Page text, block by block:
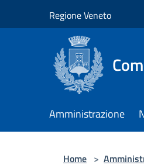
Regione Veneto
Amministrazione
Home >